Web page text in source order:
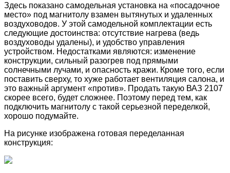
Здесь показано самодельная установка на «посадочное
место» под магнитолу взамен вытянутых и удаленных
воздуховодов. У этой самодельной комплектации есть
следующие достоинства: отсутствие нагрева (ведь
воздуховоды удалены), и удобство управления
устройством. Недостатками являются: изменение
конструкции, сильный разогрев под прямыми
солнечными лучами, и опасность кражи. Кроме того, если
поставить сверху, то хуже работает вентиляция салона, и
это важный аргумент «против». Продать такую ВАЗ 2107
скорее всего, будет сложнее. Поэтому перед тем, как
подключить магнитолу с такой серьезной переделкой,
хорошо подумайте.
На рисунке изображена готовая переделанная
конструкция: